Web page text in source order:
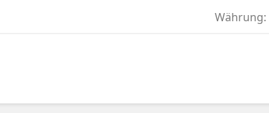
Währung: